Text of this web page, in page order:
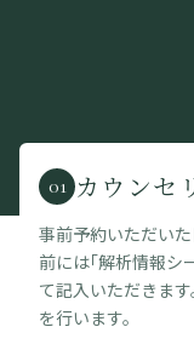
01 カウンセ
事前予約いただいた
前には「解析情報シ
て記入いただきます
を行います。